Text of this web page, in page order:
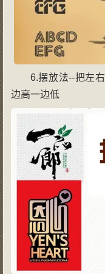
6.摆放法--把左
边高一边低